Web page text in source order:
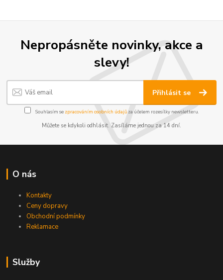
Nepropásněte novinky, akce a
slevy!
Přihlásit se
Souhlasím se zpracováním osobních údajůza účelem rozesílky newsletteru.
Můžete se kdykoli odhlásit. Zasíláme jednou za 14 dní.
O nás
Kontakty
Ceny dopravy
Obchodní podmínky
Reklamace
Služby